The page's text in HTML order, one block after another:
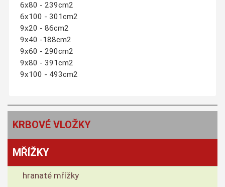
6x80 - 239cm2
6x100 - 301cm2
9x20 - 86cm2
9x40 -188cm2
9x60 - 290cm2
9x80 - 391cm2
9x100 - 493cm2
KRBOVÉ VLOŽKY
MŘÍŽKY
hranaté mřížky